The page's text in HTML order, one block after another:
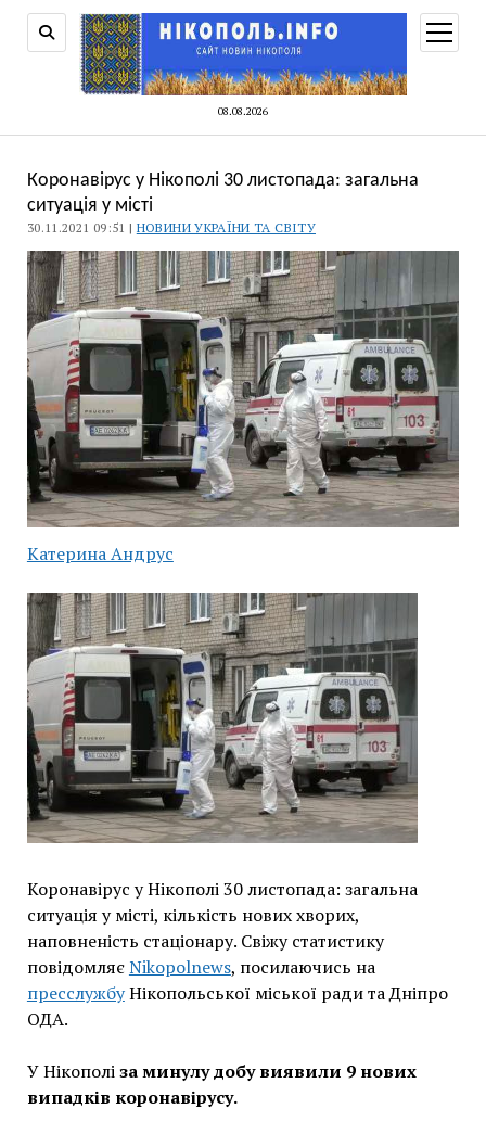
08.08.2026
меню
Коронавірус у Нікополі 30 листопада: загальна
ситуація у місті
30.11.2021 09:51 | НОВИНИ УКРАЇНИ ТА СВІТУ
Катерина Андрус
Коронавірус у Нікополі 30 листопада: загальна
ситуація у місті, кількість нових хворих,
наповненість стаціонару. Свіжу статистику
повідомляєNikopolnews, посилаючись на
пресслужбуНікопольської міської ради та Дніпро
ОДА.
У Нікополіза минулу добу виявили 9 нових
випадків коронавірусу.